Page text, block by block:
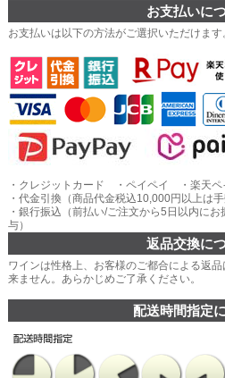
お支払いに
お支払いは以下の方法がご選択いただけます
・クレジットカード ・ペイペイ ・楽天
・代金引換（商品代金税込10,000円以上は手
・銀行振込（前払い/ご注文から5日以内に
与）
返品交換に
ワインは性格上、お客様のご都合による返
来ません。あらかじめご了承ください。
配送時間指定